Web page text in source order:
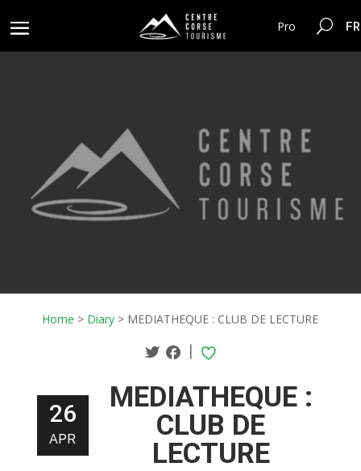
Pro
Home > Diary > MEDIATHEQUE : CLUB DE LECTURE
|
26
APR
MEDIATHEQUE :
CLUB DE
LECTURE